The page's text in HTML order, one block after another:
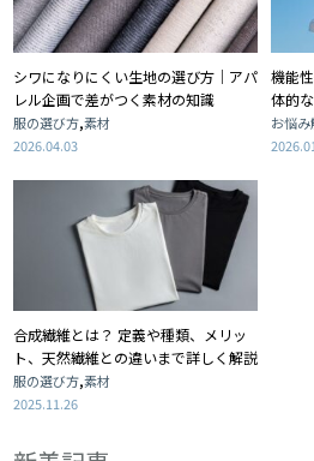
シワになりにくい生地の選び方｜アパ
レル企画で差がつく素材の知識
服の選び方,素材
2026.04.03
機能
体的
お悩
合成繊維とは？ 定義や種類、メリッ
ト、天然繊維との違いまで詳しく解説
服の選び方,素材
2025.11.26